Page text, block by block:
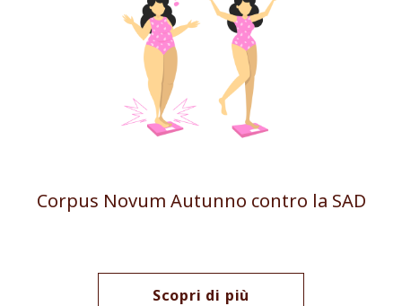
Corpus Novum Autunno contro la SAD
Scopri di più